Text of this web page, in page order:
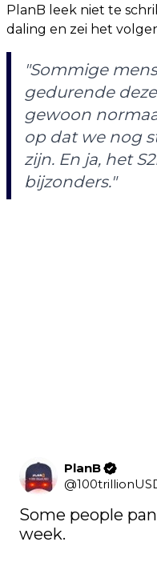
PlanB leek niet te
daling en zei het
"Sommige
gedurende
gewoon
op dat we nog
zijn. En ja, het
bijzonders."
PlanB
@
Some people
week.